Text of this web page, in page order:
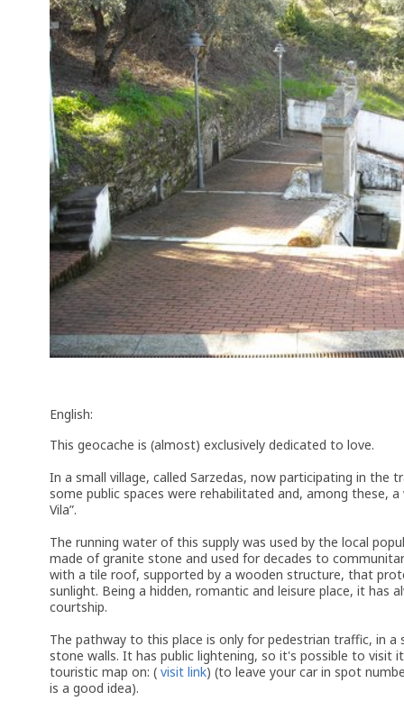
English:
This geocache is (almost) exclusively dedicated to love.
In a small village, called Sarzedas, now participating in the
some public spaces were rehabilitated and, among these,
Vila”.
The running water of this supply was used by the local
made of granite stone and used for decades to
with a tile roof, supported by a wooden structure, that
sunlight. Being a hidden, romantic and leisure place, it has
courtship.
The pathway to this place is only for pedestrian traffic, in a
stone walls. It has public lightening, so it's possible to visit
touristic map on: ( visit link) (to leave your car in spot
is a good idea).